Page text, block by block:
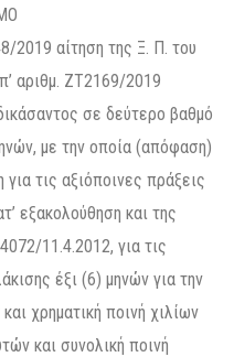
2019 αίτηση της Ξ. Π. του
αριθμ. ΖΤ2169/2019
σε δεύτερο βαθμό
με την οποία (απόφαση)
τις αξιόποινες πράξεις
εξακολούθηση και της
11.4.2012, για τις
έξι (6) μηνών για την
χρηματική ποινή χιλίων
και συνολική ποινή